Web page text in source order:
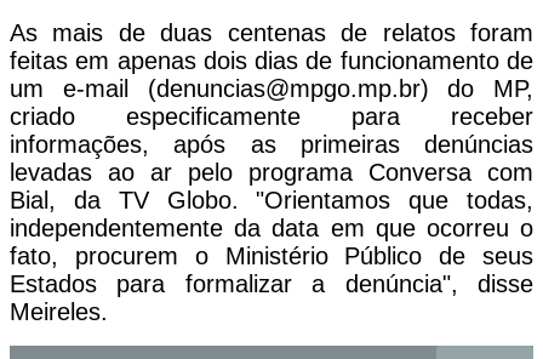
As mais de duas centenas de relatos foram
feitas em apenas dois dias de funcionamento de
um e-mail (denuncias@mpgo.mp.br) do MP,
criado especificamente para receber
informações, após as primeiras denúncias
levadas ao ar pelo programa Conversa com
Bial, da TV Globo. "Orientamos que todas,
independentemente da data em que ocorreu o
fato, procurem o Ministério Público de seus
Estados para formalizar a denúncia", disse
Meireles.